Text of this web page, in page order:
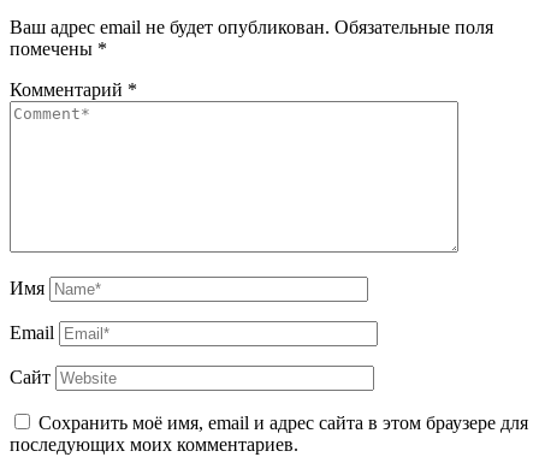
Ваш адрес email не будет опубликован. Обязательные поля
помечены *
Комментарий *
Имя
Email
Сайт
Сохранить моё имя, email и адрес сайта в этом браузере для
последующих моих комментариев.